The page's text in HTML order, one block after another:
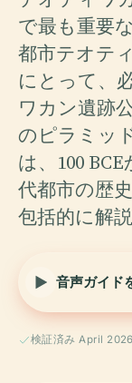
で最も重要
都市テオテ
にとって、
ワカン遺跡
のピラミッ
は、100
代都市の歴
包括的に解
音声ガイド
検証済み April 2026